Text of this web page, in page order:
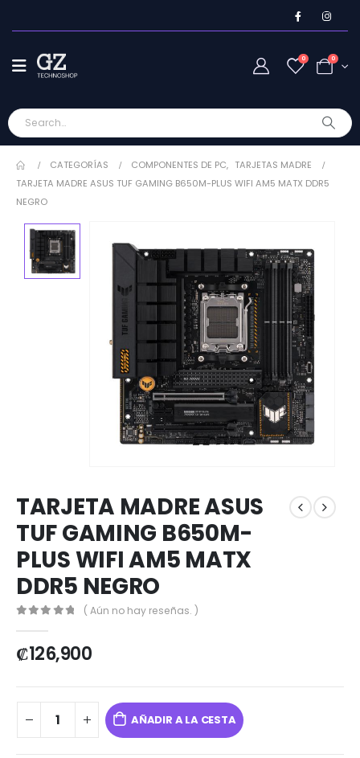
0 0
CATEGORÍAS COMPONENTES DE PC, TARJETAS MADRE
TARJETA MADRE ASUS TUF GAMING B650M-PLUS WIFI AM5 MATX DDR5
NEGRO
TARJETA MADRE ASUS
TUF GAMING B650M-
PLUS WIFI AM5 MATX
DDR5 NEGRO
( Aún no hay reseñas. )
₡126,900
AÑADIR A LA CESTA